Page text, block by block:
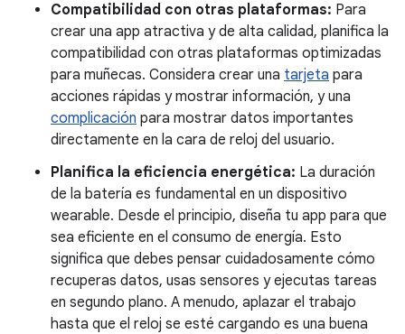
Compatibilidad con otras plataformas: Para
crear una app atractiva y de alta calidad, planifica la
compatibilidad con otras plataformas optimizadas
para muñecas. Considera crear una tarjeta para
acciones rápidas y mostrar información, y una
complicación para mostrar datos importantes
directamente en la cara de reloj del usuario.
Planifica la eficiencia energética: La duración
de la batería es fundamental en un dispositivo
wearable. Desde el principio, diseña tu app para que
sea eficiente en el consumo de energía. Esto
significa que debes pensar cuidadosamente cómo
recuperas datos, usas sensores y ejecutas tareas
en segundo plano. A menudo, aplazar el trabajo
hasta que el reloj se esté cargando es una buena